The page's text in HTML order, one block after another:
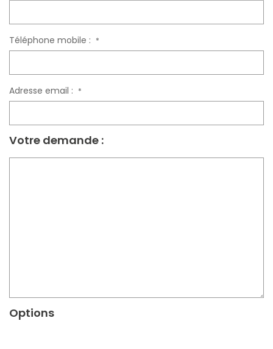
Téléphone mobile : *
Adresse email : *
Votre demande :
Options